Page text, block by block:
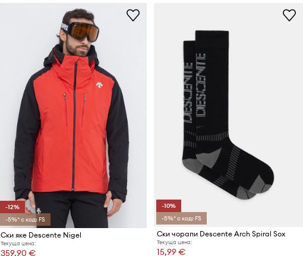
-12%
-5%* с код: FS
Ски яке Descente Nigel
Текуща цена:
359,90 €
-10%
-5%* с код: FS
Ски чорапи Descente Arch Spiral Sox
Текуща цена:
15,99 €